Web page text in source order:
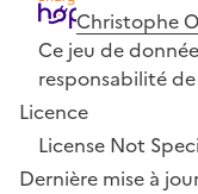
Christophe
Ce jeu de
responsabilité
Licence
License Not
Dernière mise à